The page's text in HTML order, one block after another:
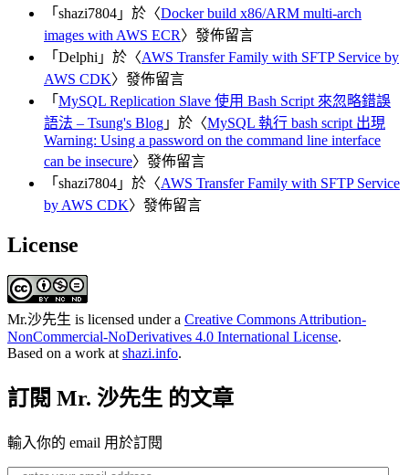
「 shazi7804 」於〈Docker build x86/ARM multi-arch
images with AWS ECR〉發佈留言
「 Delphi 」於〈AWS Transfer Family with SFTP Service by
AWS CDK〉發佈留言
「 MySQL Replication Slave 使用 Bash Script 來忽略錯誤
語法 – Tsung's Blog 」於〈MySQL 執行 bash script 出現
Warning: Using a password on the command line interface
can be insecure〉發佈留言
「 shazi7804 」於〈AWS Transfer Family with SFTP Service
by AWS CDK〉發佈留言
License
Mr.沙先生 is licensed under a Creative Commons Attribution-
NonCommercial-NoDerivatives 4.0 International License.
Based on a work atshazi.info.
訂閱 Mr. 沙先生 的文章
輸入你的 email 用於訂閱